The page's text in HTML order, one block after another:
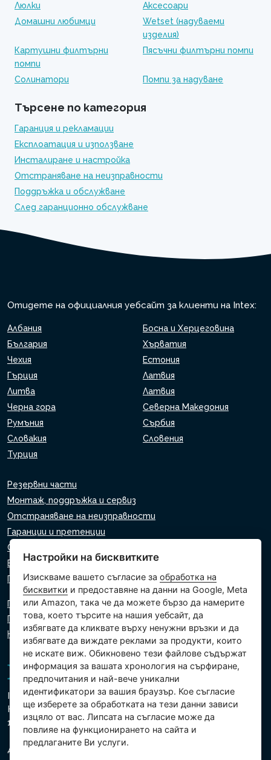
Люлки
Аксесоари
Домашни любимци
Wetset (надуваеми
изделия)
Картушни филтърни
помпи
Пясъчни филтърни помпи
Солинатори Помпи за надуване
Търсене по категория
Гаранция и рекламации
Експлоатация и използване
Инсталиране и настройка
Отстраняване на неизправности
Поддръжка и обслужване
След гаранционно обслужване
Отидете на официалния уебсайт за клиенти на Intex:
Албания
Босна и Херцеговина
България
Хърватия
Чехия
Естония
Гърция
Латвия
Литва
Латвия
Черна гора
Северна Македония
Румъния
Сърбия
Словакия
Словения
Турция
Резервни части
Монтаж, поддръжка и сервиз
Отстраняване на неизправности
Гаранции и претенции
Списък на търговците на дребно
Виртуален асистент
Пишете ни
Политика за поверителност
Политика за използване на бисквитки
Настройки на бисквитките
Intex Trading, s.r.o.
Hradecká 2526/3
130 00 Прага 3 - Чешка република
Дружеството е регистрирано в Градския съд в Прага,
Настройки на бисквитките
Изискваме вашето съгласие заобработка на
бисквитки и предоставяне на данни на Google, Meta
или Amazon, така че да можете бързо да намерите
това, което търсите на нашия уебсайт, да
избягвате да кликвате върху ненужни връзки и да
избягвате да виждате реклами за продукти, които
не искате виж. Обикновено тези файлове съдържат
информация за вашата хронология на сърфиране,
предпочитания и най-вече уникални
идентификатори за вашия браузър. Кое съгласие
ще изберете за обработката на тези данни зависи
изцяло от вас. Липсата на съгласие може да
повлияе на функционирането на сайта и
предлаганите Ви услуги.